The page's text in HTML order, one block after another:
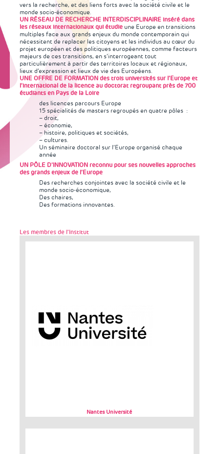
vers la recherche, et des liens forts avec la société civile et le
monde socio-économique.
UN RÉSEAU DE RECHERCHE INTERDISCIPLINAIRE inséré dans
les réseaux internationaux qui étudie une Europe en transitions
multiples face aux grands enjeux du monde contemporain qui
nécessitent de replacer les citoyens et les individus au cœur du
projet européen et des politiques européennes, comme facteurs
majeurs de ces transitions, en s’interrogeant tout
particulièrement à partir des territoires locaux et régionaux,
lieux d’expression et lieux de vie des Européens.
UNE OFFRE DE FORMATION des trois universités sur l’Europe et
l’international de la licence au doctorat regroupant près de 700
étudiants en Pays de la Loire
des licences parcours Europe
15 spécialités de masters regroupés en quatre pôles :
– droit,
– économie,
– histoire, politiques et sociétés,
– cultures.
Un séminaire doctoral sur l’Europe organisé chaque
année
UN PÔLE D’INNOVATION reconnu pour ses nouvelles approches
des grands enjeux de l’Europe
Des recherches conjointes avec la société civile et le
monde socio-économique,
Des chaires,
Des formations innovantes.
Les membres de l'Institut
Nantes Université